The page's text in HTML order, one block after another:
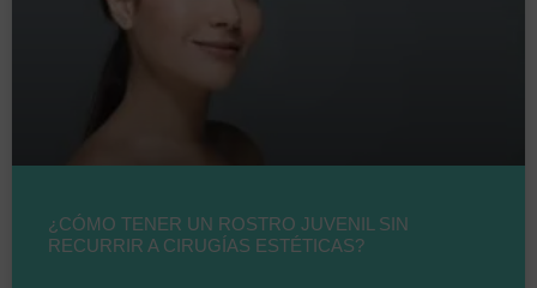
¿CÓMO TENER UN ROSTRO JUVENIL SIN
RECURRIR A CIRUGÍAS ESTÉTICAS?